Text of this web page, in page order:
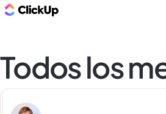
Todos los